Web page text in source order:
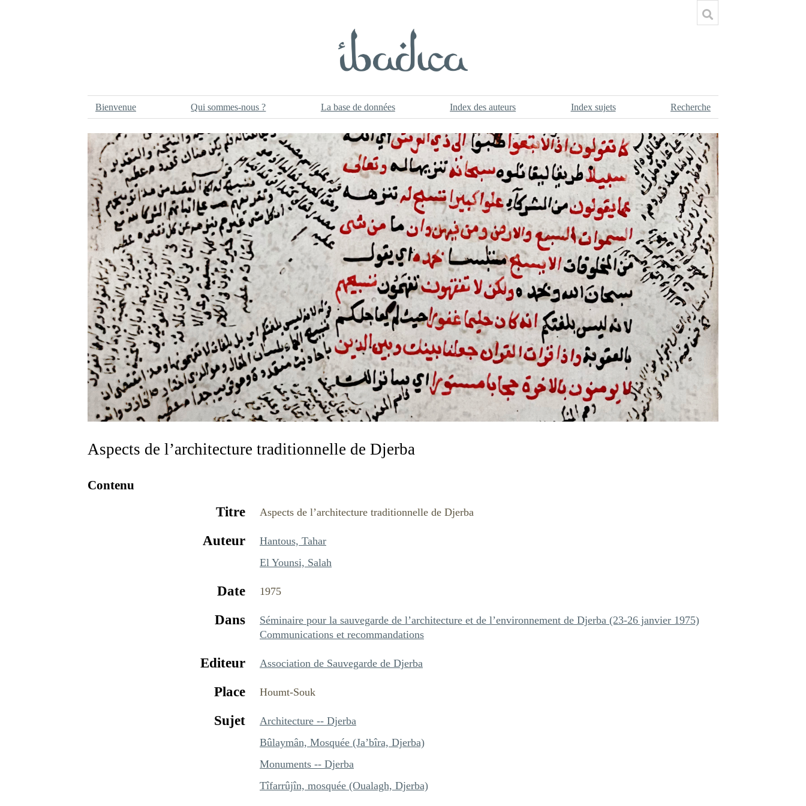
Bienvenue Qui sommes-nous ? La base de données Index des auteurs Index sujets Recherche
Aspects de l’architecture traditionnelle de Djerba
Contenu
Titre Aspects de l’architecture traditionnelle de Djerba
Auteur
Hantous, Tahar
El Younsi, Salah
Date 1975
Dans
Séminaire pour la sauvegarde de l’architecture et de l’environnement de Djerba (23-26 janvier 1975)
Communications et recommandations
Editeur Association de Sauvegarde de Djerba
Place Houmt-Souk
Sujet
Architecture -- Djerba
Bûlaymân, Mosquée (Ja’bîra, Djerba)
Monuments -- Djerba
Tîfarrûjîn, mosquée (Oualagh, Djerba)